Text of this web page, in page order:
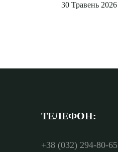
30 Травень 2026
ТЕЛЕФОН:
+38 (032) 294-80-65